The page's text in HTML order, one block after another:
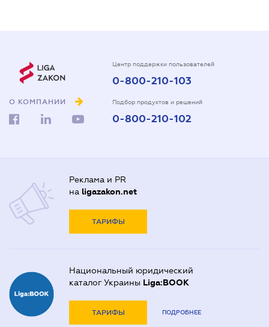
О КОМПАНИИ
Центр поддержки пользователей
0-800-210-103
Подбор продуктов и решений
0-800-210-102
Реклама и PR
на ligazakon.net
ТАРИФЫ
Национальный юридический
каталог Украины Liga:BOOK
ТАРИФЫ ПОДРОБНЕЕ